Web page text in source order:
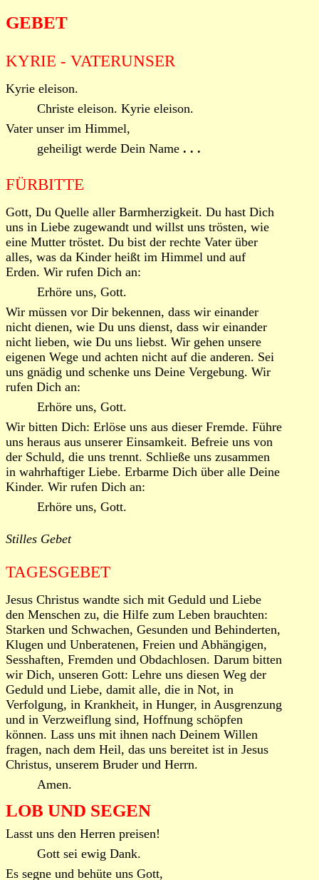
GEBET
KYRIE - VATERUNSER
Kyrie eleison.
Christe eleison. Kyrie eleison.
Vater unser im Himmel,
geheiligt werde Dein Name . . .
FÜRBITTE
Gott, Du Quelle aller Barmherzigkeit. Du hast Dich
uns in Liebe zugewandt und willst uns trösten, wie
eine Mutter tröstet. Du bist der rechte Vater über
alles, was da Kinder heißt im Himmel und auf
Erden. Wir rufen Dich an:
Erhöre uns, Gott.
Wir müssen vor Dir bekennen, dass wir einander
nicht dienen, wie Du uns dienst, dass wir einander
nicht lieben, wie Du uns liebst. Wir gehen unsere
eigenen Wege und achten nicht auf die anderen. Sei
uns gnädig und schenke uns Deine Vergebung. Wir
rufen Dich an:
Erhöre uns, Gott.
Wir bitten Dich: Erlöse uns aus dieser Fremde. Führe
uns heraus aus unserer Einsamkeit. Befreie uns von
der Schuld, die uns trennt. Schließe uns zusammen
in wahrhaftiger Liebe. Erbarme Dich über alle Deine
Kinder. Wir rufen Dich an:
Erhöre uns, Gott.
Stilles Gebet
TAGESGEBET
Jesus Christus wandte sich mit Geduld und Liebe
den Menschen zu, die Hilfe zum Leben brauchten:
Starken und Schwachen, Gesunden und Behinderten,
Klugen und Unberatenen, Freien und Abhängigen,
Sesshaften, Fremden und Obdachlosen. Darum bitten
wir Dich, unseren Gott: Lehre uns diesen Weg der
Geduld und Liebe, damit alle, die in Not, in
Verfolgung, in Krankheit, in Hunger, in Ausgrenzung
und in Verzweiflung sind, Hoffnung schöpfen
können. Lass uns mit ihnen nach Deinem Willen
fragen, nach dem Heil, das uns bereitet ist in Jesus
Christus, unserem Bruder und Herrn.
Amen.
LOB UND SEGEN
Lasst uns den Herren preisen!
Gott sei ewig Dank.
Es segne und behüte uns Gott,